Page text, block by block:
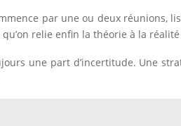
par une ou deux réunions,
qu’on relie enfin la théorie à la
une part d’incertitude. Une